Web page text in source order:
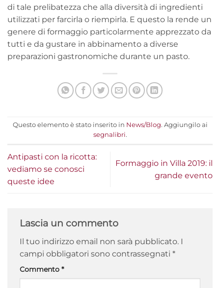
di tale prelibatezza che alla diversità di ingredienti
utilizzati per farcirla o riempirla. E questo la rende un
genere di formaggio particolarmente apprezzato da
tutti e da gustare in abbinamento a diverse
preparazioni gastronomiche durante un pasto.
Questo elemento è stato inserito in News/Blog. Aggiungilo ai
segnalibri.
Antipasti con la ricotta:
vediamo se conosci
queste idee
Formaggio in Villa 2019: il
grande evento
Lascia un commento
Il tuo indirizzo email non sarà pubblicato. I
campi obbligatori sono contrassegnati *
Commento *